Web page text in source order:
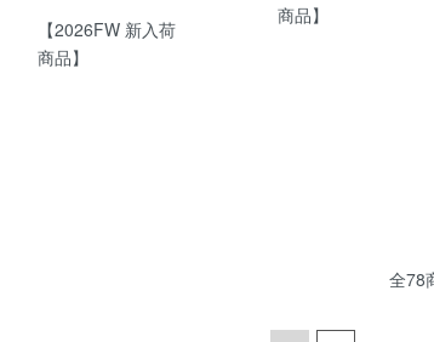
【2026FW 新入荷
商品】
商品】
全78